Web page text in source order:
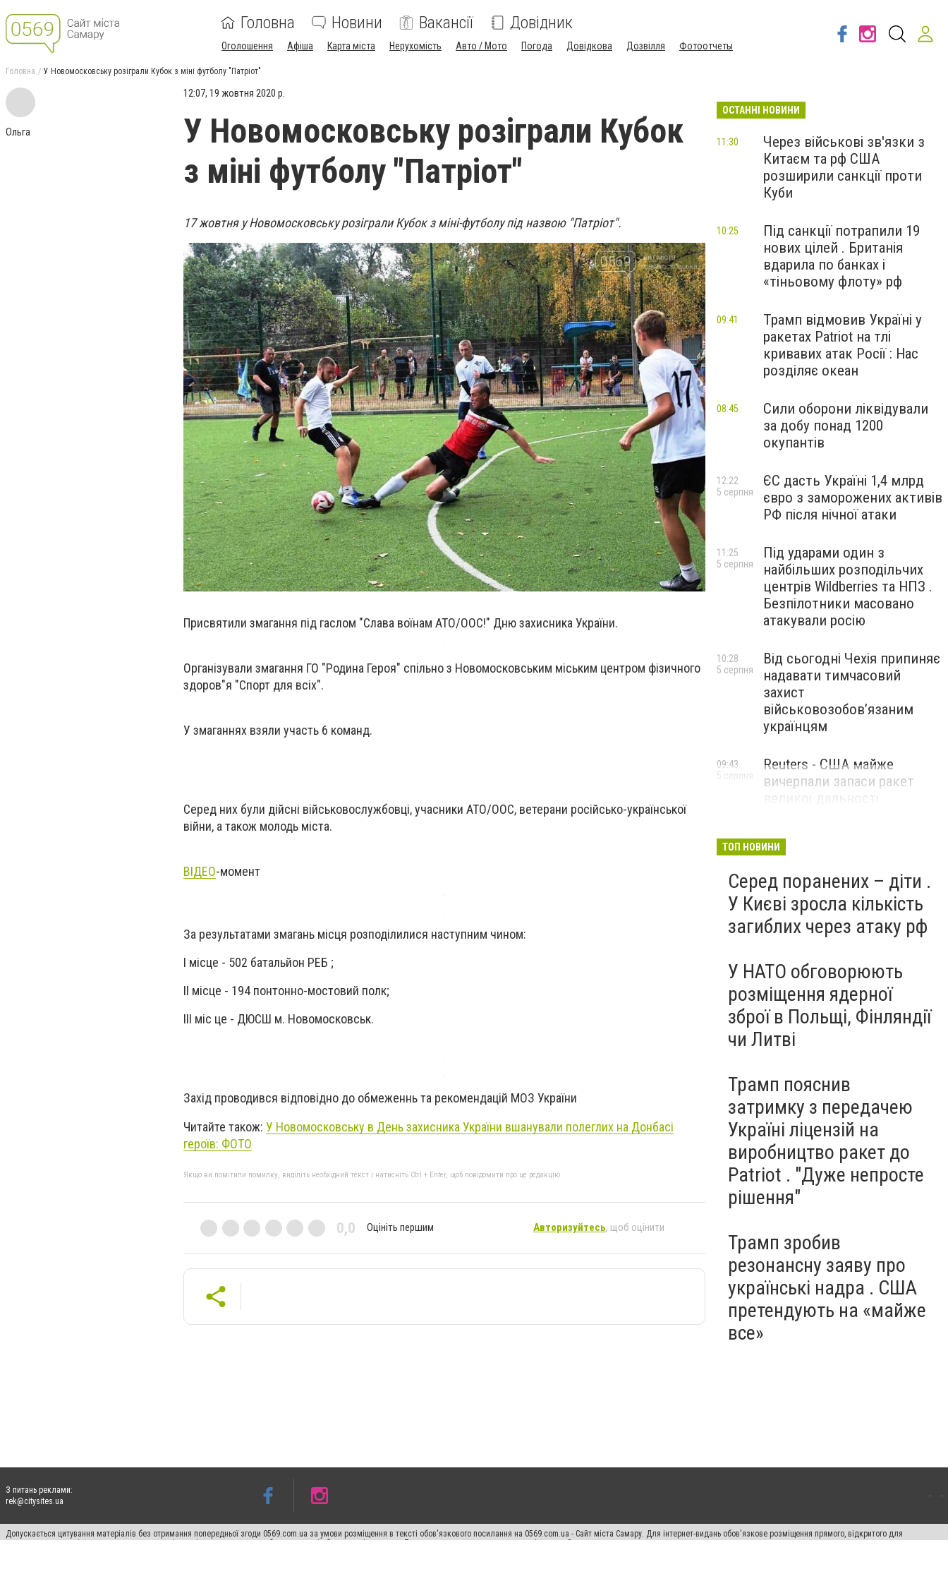
Головна Новини Вакансії Довідник
Оголошення Афіша Карта міста Нерухомість Авто / Мото Погода Довідкова Дозвілля Фотоотчеты
Головна У Новомосковську розіграли Кубок з міні футболу "Патріот"
Ольга
12:07, 19 жовтня 2020 р.
У Новомосковську розіграли Кубок
з міні футболу "Патріот"
17 жовтня у Новомосковську розіграли Кубок з міні-футболу під назвою "Патріот".
Присвятили змагання під гаслом "Слава воїнам АТО/ООС!" Дню захисника України.
Організували змагання ГО "Родина Героя" спільно з Новомосковським міським центром фізичного
здоров"я "Спорт для всіх".
У змаганнях взяли участь 6 команд.
Серед них були дійсні військовослужбовці, учасники АТО/ООС, ветерани російсько-української
війни, а також молодь міста.
ВІДЕО-момент
За результатами змагань місця розподілилися наступним чином:
І місце - 502 батальйон РЕБ ;
ІІ місце - 194 понтонно-мостовий полк;
ІІІ міс це - ДЮСШ м. Новомосковськ.
Захід проводився відповідно до обмеженнь та рекомендацій МОЗ України
Читайте також: У Новомосковську в День захисника України вшанували полеглих на Донбасі
героїв: ФОТО
Якщо ви помітили помилку, виділіть необхідний текст і натисніть Ctrl + Enter, щоб повідомити про це редакцію
0,0 Оцініть першим Авторизуйтесь, щоб оцінити
ОСТАННІ НОВИНИ
Через військові зв'язки з
Китаєм та рф США
розширили санкції проти
Куби
11:30
Під санкції потрапили 19
нових цілей . Британія
вдарила по банках і
«тіньовому флоту» рф
10:25
Трамп відмовив Україні у
ракетах Patriot на тлі
кривавих атак Росії : Нас
розділяє океан
09:41
Сили оборони ліквідували
за добу понад 1200
окупантів
08:45
ЄС дасть Україні 1,4 млрд
євро з заморожених активів
РФ після нічної атаки
12:22
5 серпня
Під ударами один з
найбільших розподільчих
центрів Wildberries та НПЗ .
Безпілотники масовано
атакували росію
11:25
5 серпня
Від сьогодні Чехія припиняє
надавати тимчасовий
захист
військовозобов’язаним
українцям
10:28
5 серпня
Reuters - США майже
вичерпали запаси ракет
09:43
5 серпня
ТОП НОВИНИ
Серед поранених – діти .
У Києві зросла кількість
загиблих через атаку рф
У НАТО обговорюють
розміщення ядерної
зброї в Польщі, Фінляндії
чи Литві
Трамп пояснив
затримку з передачею
Україні ліцензій на
виробництво ракет до
Patriot . "Дуже непросте
рішення"
Трамп зробив
резонансну заяву про
українські надра . США
претендують на «майже
все»
З питань реклами:
rek@citysites.ua
Допускається цитування матеріалів без отримання попередньої згоди 0569.com.ua за умови розміщення в тексті обов'язкового посилання на 0569.com.ua - Сайт міста Самару. Для інтернет-видань обов'язкове розміщення прямого, відкритого для
пошукових систем гіперпосилання на цитовані статті не нижче другого абзацу в тексті або в якості джерела. Порушення виняткових прав переслідується Законом.